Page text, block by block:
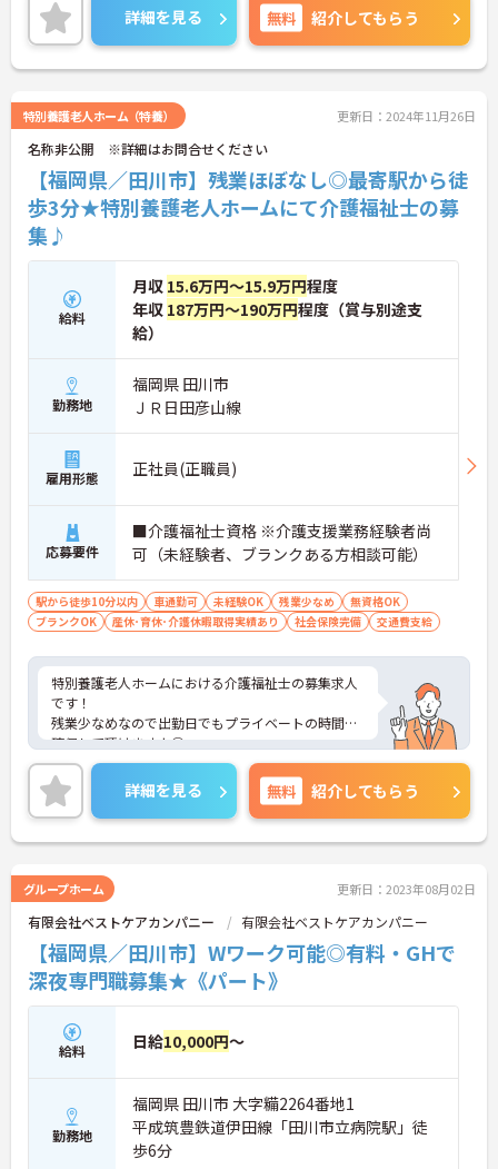
ご興味のある方は、お気軽にお問い合わせくださ
い。
詳細を見る 無料 紹介してもらう
特別養護老人ホーム（特養） 更新日：2024年11月26日
名称非公開 ※詳細はお問合せください
【福岡県／田川市】残業ほぼなし◎最寄駅から徒
歩3分★特別養護老人ホームにて介護福祉士の募
集♪
給料
月収 15.6万円～15.9万円程度
年収 187万円～190万円程度（賞与別途支
給）
勤務地
福岡県 田川市
ＪＲ日田彦山線
雇用形態 正社員(正職員)
応募要件
■介護福祉士資格 ※介護支援業務経験者尚
可（未経験者、ブランクある方相談可能）
駅から徒歩10分以内 車通勤可 未経験OK 残業少なめ
無資格OK
ブランクOK
産休･育休･介護休暇取得実績あり 社会保険完備 交通費支給
特別養護老人ホームにおける介護福祉士の募集求人
です！
残業少なめなので出勤日でもプライベートの時間を
確保して頂けますよ◎
また社会保険をはじめ、福利厚生もしっかり♪安心
して就業できる環境が整っています。
最寄り駅より徒歩3分と好立地にあるので、通勤の
ストレスが少ないのも嬉しいポイントです。
ご興味ある方には、面接のポイントなど、さらに詳
詳細を見る 無料 紹介してもらう
グループホーム 更新日：2023年08月02日
有限会社ベストケアカンパニー 有限会社ベストケアカンパニー
【福岡県／田川市】Wワーク可能◎有料・GHで
深夜専門職募集★《パート》
給料 日給10,000円～
勤務地
福岡県 田川市 大字糒2264番地1
平成筑豊鉄道伊田線「田川市立病院駅」徒
歩6分